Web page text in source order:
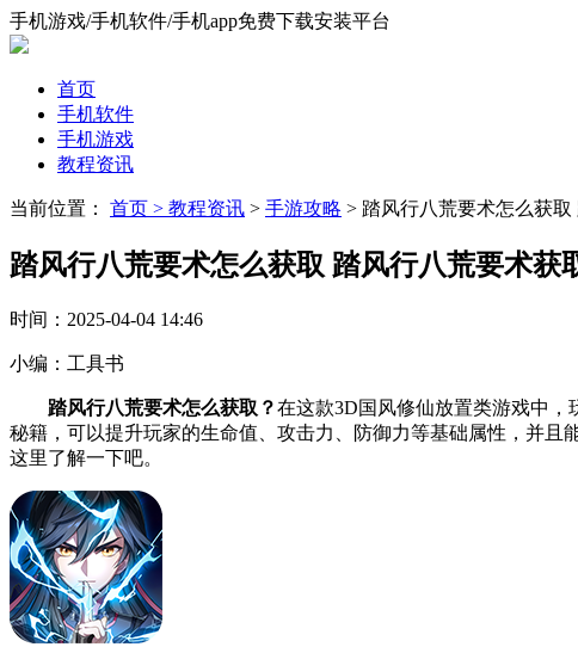
手机游戏/手机软件/手机app免费下载安装平台
首页
手机软件
手机游戏
教程资讯
当前位置： 首页 > 教程资讯 > 手游攻略 > 踏风行八荒要术怎么获
踏风行八荒要术怎么获取 踏风行八荒要术获
时间： 2025-04-04 14:46
小编： 工具书
踏风行八荒要术怎么获取？在这款3D国风修仙放置类游戏中
秘籍，可以提升玩家的生命值、攻击力、防御力等基础属性，并
这里了解一下吧。